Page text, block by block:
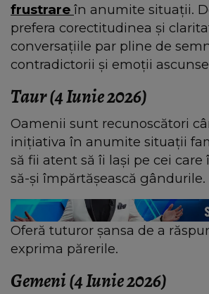
frustrare în anumite situații.
prefera corectitudinea și
conversațiile par pline de
contradictorii și emoții
Taur (4 Iunie 2026)
Oamenii sunt recunoscători
inițiativa în anumite situații
să fii atent să îi lași pe cei care
să-și împărtășească gândurile.
Oferă tuturor șansa de a
exprima părerile.
Gemeni (4 Iunie 2026)